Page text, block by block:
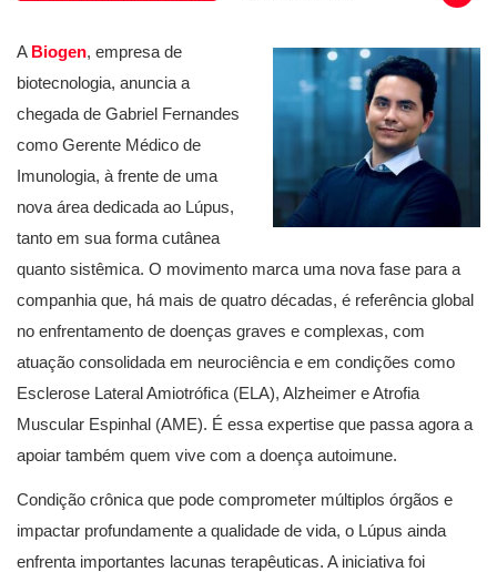
A Biogen, empresa de
biotecnologia, anuncia a
chegada de Gabriel Fernandes
como Gerente Médico de
Imunologia, à frente de uma
nova área dedicada ao Lúpus,
tanto em sua forma cutânea
quanto sistêmica. O movimento marca uma nova fase para a
companhia que, há mais de quatro décadas, é referência global
no enfrentamento de doenças graves e complexas, com
atuação consolidada em neurociência e em condições como
Esclerose Lateral Amiotrófica (ELA), Alzheimer e Atrofia
Muscular Espinhal (AME). É essa expertise que passa agora a
apoiar também quem vive com a doença autoimune.
Condição crônica que pode comprometer múltiplos órgãos e
impactar profundamente a qualidade de vida, o Lúpus ainda
enfrenta importantes lacunas terapêuticas. A iniciativa foi